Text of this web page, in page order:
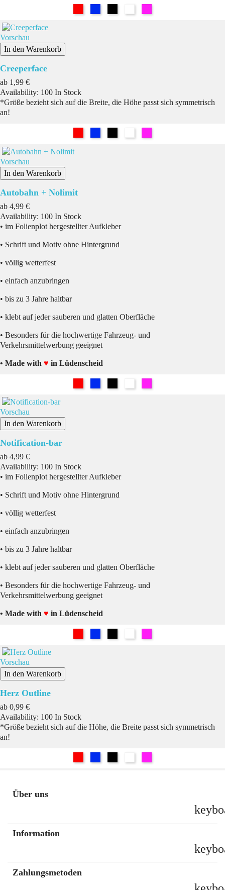
Vorschau
In den Warenkorb
Creeperface
ab Preis
1,99 €
Availability: 100 In Stock
*Größe bezieht sich auf die Breite, die Höhe passt sich symmetrisch
an!
Vorschau
In den Warenkorb
Autobahn + Nolimit
ab Preis
4,99 €
Availability: 100 In Stock
• im Folienplot hergestellter Aufkleber
• Schrift und Motiv ohne Hintergrund
• völlig wetterfest
• einfach anzubringen
• bis zu 3 Jahre haltbar
• klebt auf jeder sauberen und glatten Oberfläche
• Besonders für die hochwertige Fahrzeug- und
Verkehrsmittelwerbung geeignet
• Made with ♥ in Lüdenscheid
Vorschau
In den Warenkorb
Notification-bar
ab Preis
4,99 €
Availability: 100 In Stock
• im Folienplot hergestellter Aufkleber
• Schrift und Motiv ohne Hintergrund
• völlig wetterfest
• einfach anzubringen
• bis zu 3 Jahre haltbar
• klebt auf jeder sauberen und glatten Oberfläche
• Besonders für die hochwertige Fahrzeug- und
Verkehrsmittelwerbung geeignet
• Made with ♥ in Lüdenscheid
Vorschau
In den Warenkorb
Herz Outline
ab Preis
0,99 €
Availability: 100 In Stock
*Größe bezieht sich auf die Höhe, die Breite passt sich symmetrisch
an!
Über uns
Information
Zahlungsmetoden